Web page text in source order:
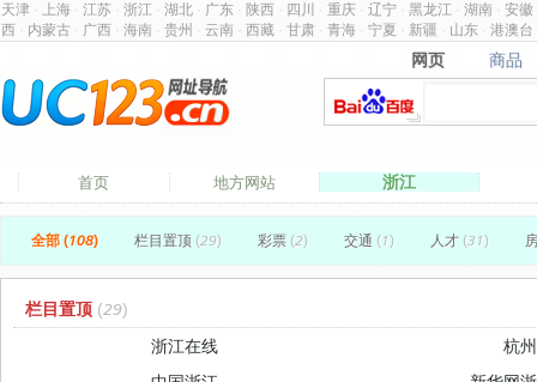
天津 上海 江苏 浙江 湖北 广东 陕西 四川 重庆 辽宁 黑龙江 湖南 安徽
西
内蒙古 广西 海南 贵州 云南 西藏 甘肃 青海 宁夏 新疆 山东 港澳台
网页
网页 商品
商品
首页 地方网站 浙江
全部 (108) 栏目置顶 (29) 彩票 (2) 交通 (1) 人才 (31)
栏目置顶 (29)
浙江在线
杭